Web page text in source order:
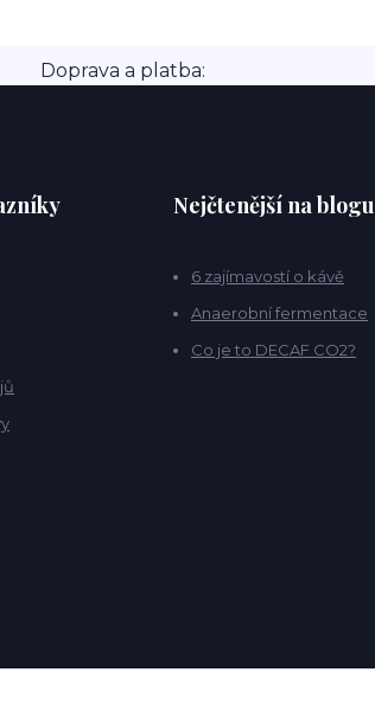
a platba:
Nejčtenější na blogu
6 zajímavostí o kávě
Anaerobní fermentace
Co je to DECAF CO2?